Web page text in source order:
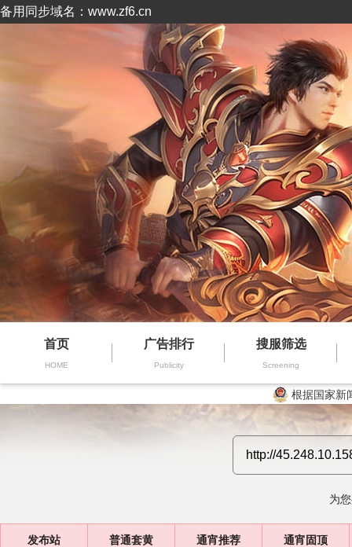
备用同步域名：www.zf6.cn
首页
HOME
广告排行
Publicity
搜服筛选
Screening
根据国家新
为
发布站 普通套黄 通宵推荐 通宵固顶